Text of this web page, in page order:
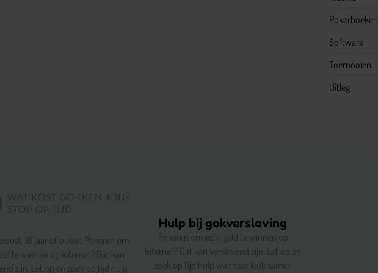
Pokerboeken
Software
Toernooien
Uitleg
18 jaar of ouder. Pokeren om
te winnen op internet? Dat kan
zijn. Let op en zoek op tijd hulp
Hulp bij gokverslaving
Pokeren om echt geld te winnen op
internet? Dat kan verslavend zijn. Let op en
zoek op tijd hulp wanneer leuk samen